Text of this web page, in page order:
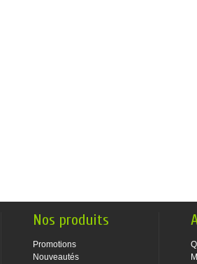
Nos produits
Promotions
Nouveautés